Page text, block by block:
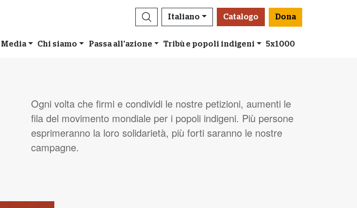
Italiano Catalogo Dona
Media Chi siamo Passa all'azione Tribù e popoli indigeni 5x1000
Ogni volta che firmi e condividi le nostre petizioni, aumenti le
fila del movimento mondiale per i popoli indigeni. Più persone
esprimeranno la loro solidarietà, più forti saranno le nostre
campagne.